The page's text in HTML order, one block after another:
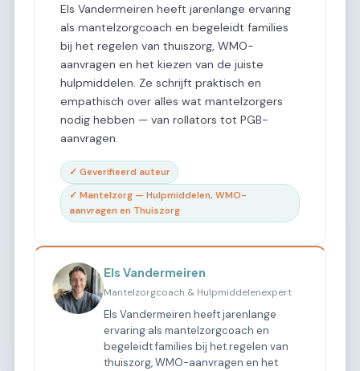
Els Vandermeiren heeft jarenlange ervaring
als mantelzorgcoach en begeleidt families
bij het regelen van thuiszorg, WMO-
aanvragen en het kiezen van de juiste
hulpmiddelen. Ze schrijft praktisch en
empathisch over alles wat mantelzorgers
nodig hebben — van rollators tot PGB-
aanvragen.
✓ Geverifieerd auteur
✓ Mantelzorg — Hulpmiddelen, WMO-
aanvragen en Thuiszorg
Els Vandermeiren
Mantelzorgcoach & Hulpmiddelenexpert
Els Vandermeiren heeft jarenlange
ervaring als mantelzorgcoach en
begeleidt families bij het regelen van
thuiszorg, WMO-aanvragen en het